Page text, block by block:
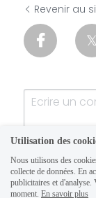
Revenir au
Utilisation des
Nous utilisons des
collecte de données. En
publicitaires et d'analyse.
moment. En savoir plus